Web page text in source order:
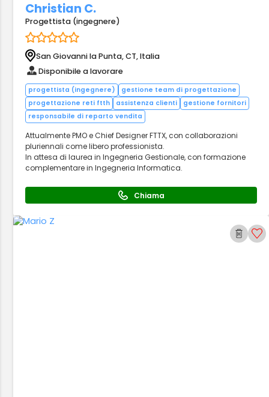
Christian C.
Progettista (ingegnere)
San Giovanni la Punta, CT, Italia
Disponibile a lavorare
progettista (ingegnere)
gestione team di progettazione
progettazione reti ftth
assistenza clienti
gestione fornitori
responsabile di reparto vendita
Attualmente PMO e Chief Designer FTTX, con collaborazioni
pluriennali come libero professionista.
In attesa di laurea in Ingegneria Gestionale, con formazione
complementare in Ingegneria Informatica.
Chiama